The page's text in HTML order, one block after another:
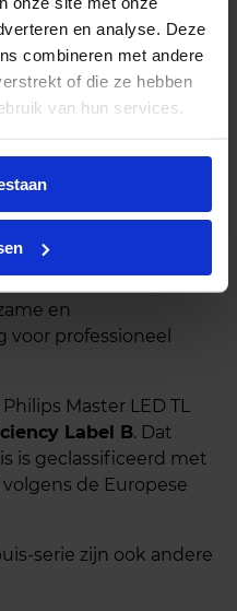
en analyse. Deze
combineren met andere
of die ze hebben
van hun services.
Verwijder of overbrug
en sluit de buis direct
serie is ontworpen voor
levensduur. De brede
een gelijkmatige
aan een stabiele
en
professioneel
Master LED TL
Label B. Dat
is geclassificeerd met
volgens de Europese
serie zijn ook andere